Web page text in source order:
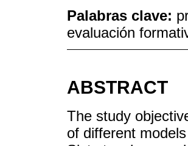
Palabras clave:
evaluación
ABSTRACT
The study
of different